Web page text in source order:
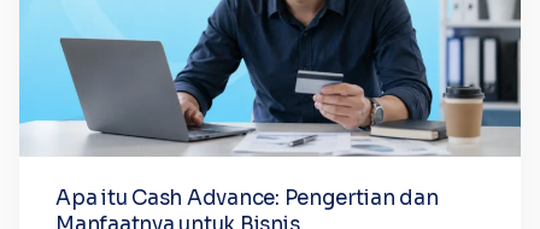
Apa itu Cash Advance: Pengertian dan